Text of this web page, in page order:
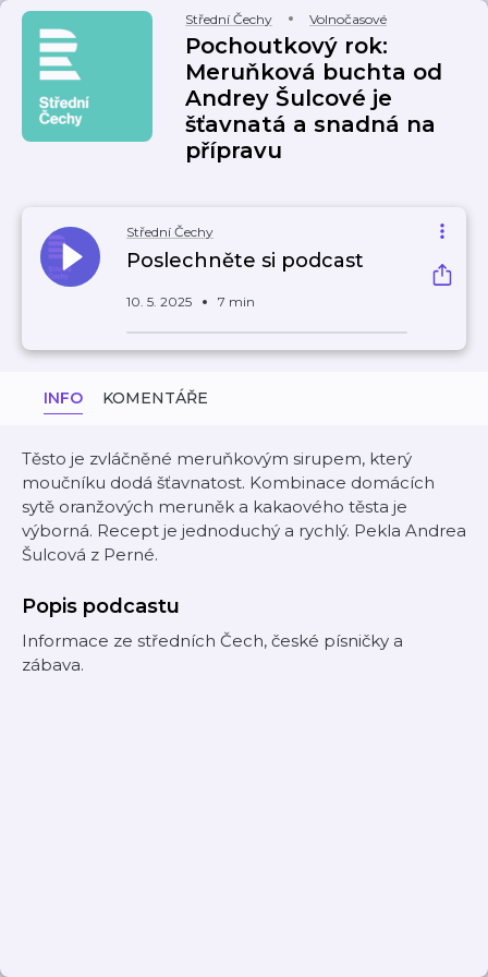
Střední Čechy Volnočasové
Pochoutkový rok:
Meruňková buchta od
Andrey Šulcové je
šťavnatá a snadná na
přípravu
Střední Čechy
Poslechněte si podcast
10. 5. 2025 7 min
INFO KOMENTÁŘE
Těsto je zvláčněné meruňkovým sirupem, který
moučníku dodá šťavnatost. Kombinace domácích
sytě oranžových meruněk a kakaového těsta je
výborná. Recept je jednoduchý a rychlý. Pekla Andrea
Šulcová z Perné.
Popis podcastu
Informace ze středních Čech, české písničky a
zábava.